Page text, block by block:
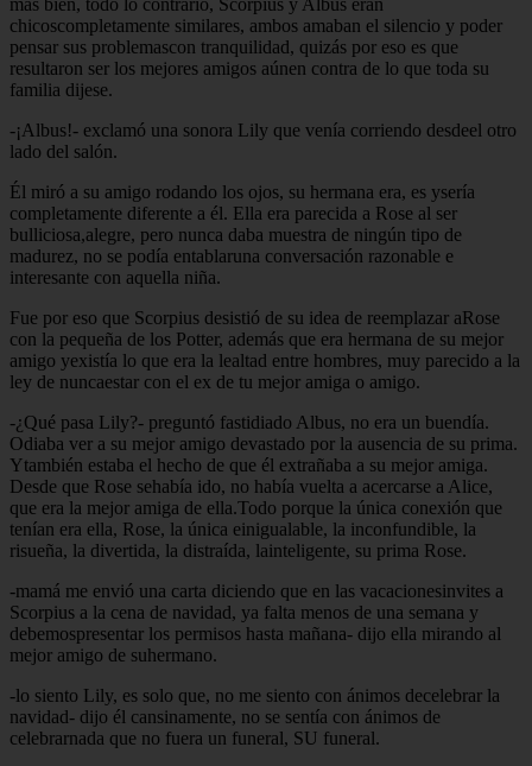
chicoscompletamente similares, ambos amaban el silencio y poder
pensar sus problemascon tranquilidad, quizás por eso es que
resultaron ser los mejores amigos aúnen contra de lo que toda su
familia dijese.
-¡Albus!- exclamó una sonora Lily que venía corriendo desdeel otro
lado del salón.
Él miró a su amigo rodando los ojos, su hermana era, es ysería
completamente diferente a él. Ella era parecida a Rose al ser
bulliciosa,alegre, pero nunca daba muestra de ningún tipo de
madurez, no se podía entablaruna conversación razonable e
interesante con aquella niña.
Fue por eso que Scorpius desistió de su idea de reemplazar aRose
con la pequeña de los Potter, además que era hermana de su mejor
amigo yexistía lo que era la lealtad entre hombres, muy parecido a la
ley de nuncaestar con el ex de tu mejor amiga o amigo.
-¿Qué pasa Lily?- preguntó fastidiado Albus, no era un buendía.
Odiaba ver a su mejor amigo devastado por la ausencia de su prima.
Ytambién estaba el hecho de que él extrañaba a su mejor amiga.
Desde que Rose sehabía ido, no había vuelta a acercarse a Alice,
que era la mejor amiga de ella.Todo porque la única conexión que
tenían era ella, Rose, la única einigualable, la inconfundible, la
risueña, la divertida, la distraída, lainteligente, su prima Rose.
-mamá me envió una carta diciendo que en las vacacionesinvites a
Scorpius a la cena de navidad, ya falta menos de una semana y
debemospresentar los permisos hasta mañana- dijo ella mirando al
mejor amigo de suhermano.
-lo siento Lily, es solo que, no me siento con ánimos decelebrar la
navidad- dijo él cansinamente, no se sentía con ánimos de
celebrarnada que no fuera un funeral, SU funeral.